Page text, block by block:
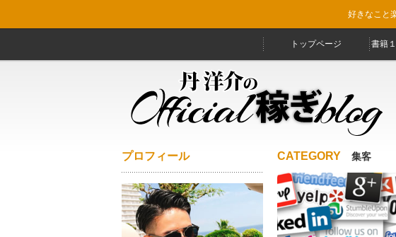
好きなこと
トップページ 書籍
CATEGORY 集客
プロフィール